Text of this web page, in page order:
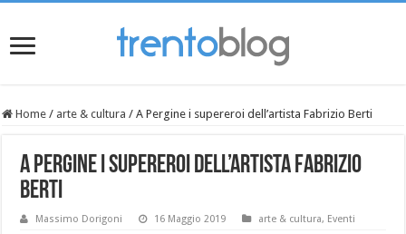
Home / arte & cultura / A Pergine i supereroi dell’artista Fabrizio Berti
A Pergine i supereroi dell’artista Fabrizio
Berti
Massimo Dorigoni 16 Maggio 2019 arte & cultura, Eventi